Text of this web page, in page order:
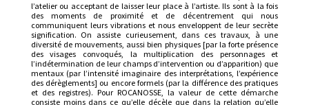
l’atelier ou acceptant de laisser leur place à l’artiste. Ils sont à la fois
des moments de proximité et de décentrement qui nous
communiquent leurs vibrations et nous enveloppent de leur secrète
signification. On assiste curieusement, dans ces travaux, à une
diversité de mouvements, aussi bien physiques [par la forte présence
des visages convoqués, la multiplication des personnages et
l’indétermination de leur champs d’intervention ou d’apparition) que
mentaux (par l’intensité imaginaire des interprétations, l’expérience
des dérèglements] ou encore formels (par la différence des pratiques
et des registres). Pour ROCANOSSE, la valeur de cette démarche
consiste moins dans ce qu’elle décèle que dans la relation qu’elle